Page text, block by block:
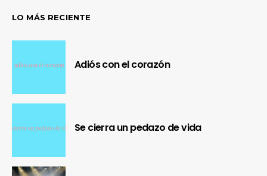
LO MÁS RECIENTE
Adiós con el corazón
Se cierra un pedazo de vida